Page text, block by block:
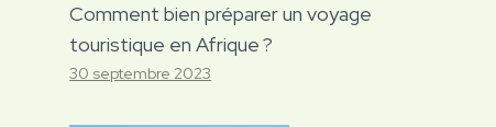
Comment bien préparer un voyage
touristique en Afrique ?
30 septembre 2023